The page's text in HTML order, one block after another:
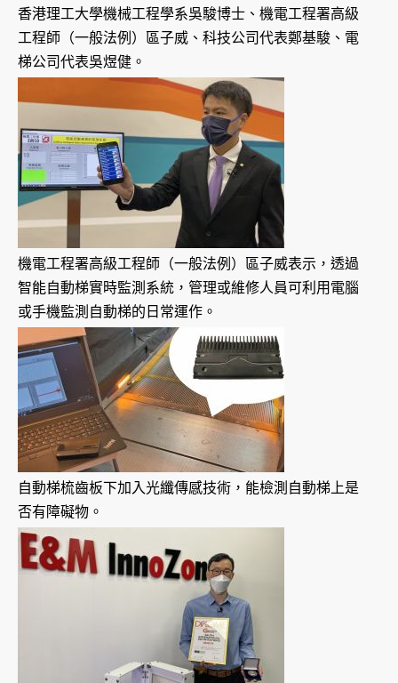
香港理工大學機械工程學系吳駿博士、機電工程署高級
工程師（一般法例）區子威、科技公司代表鄭基駿、電
梯公司代表吳煜健。
機電工程署高級工程師（一般法例）區子威表示，透過
智能自動梯實時監測系統，管理或維修人員可利用電腦
或手機監測自動梯的日常運作。
自動梯梳齒板下加入光纖傳感技術，能檢測自動梯上是
否有障礙物。